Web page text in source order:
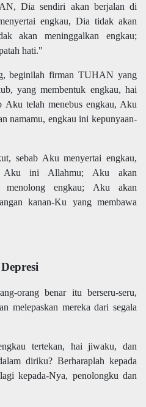
Dia sendiri akan berjalan di
engkau, Dia tidak akan
akan meninggalkan engkau;
hati."
beginilah firman TUHAN yang
yang membentuk engkau, hai
Aku telah menebus engkau, Aku
namamu, engkau ini kepunyaan-
sebab Aku menyertai engkau,
Aku ini Allahmu; Aku akan
menolong engkau; Aku akan
kanan-Ku yang membawa
orang benar itu berseru-seru,
melepaskan mereka dari segala
tertekan, hai jiwaku, dan
diriku? Berharaplah kepada
kepada-Nya, penolongku dan